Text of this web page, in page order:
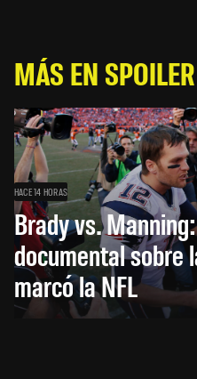
MÁS EN SPOILER
HACE 14 HORAS
Brady vs.
documental sobre
marcó la NFL